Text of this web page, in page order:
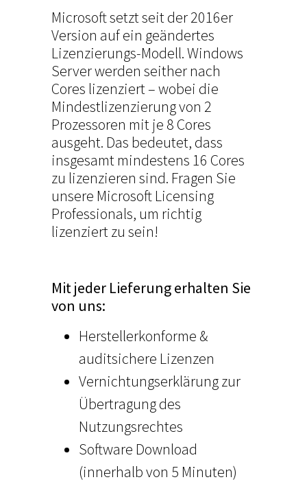
Microsoft setzt seit der 2016er
Version auf ein geändertes
Lizenzierungs-Modell. Windows
Server werden seither nach
Cores lizenziert – wobei die
Mindestlizenzierung von 2
Prozessoren mit je 8 Cores
ausgeht. Das bedeutet, dass
insgesamt mindestens 16 Cores
zu lizenzieren sind. Fragen Sie
unsere Microsoft Licensing
Professionals, um richtig
lizenziert zu sein!
Mit jeder Lieferung erhalten Sie
von uns:
Herstellerkonforme &
auditsichere Lizenzen
Vernichtungserklärung zur
Übertragung des
Nutzungsrechtes
Software Download
(innerhalb von 5 Minuten)